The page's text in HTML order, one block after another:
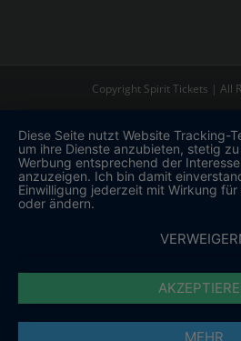
Copyright Spirit Tickets | All
Diese Seite nutzt Website Tracking-
um ihre Dienste anzubieten, stetig
Werbung entsprechend der
anzuzeigen. Ich bin damit
Einwilligung jederzeit mit Wirkung
oder ändern.
MEHR